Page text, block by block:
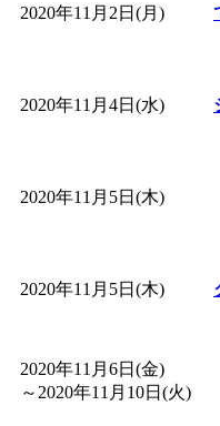
「子育
2026/
子育
間：
「子育
間：
「赤ち
2020年11月2日(月)
2020年11月4日(水)
2020年11月5日(木)
2020年11月5日(木)
2020年11月6日(金)
～ 2020年11月10日(火)